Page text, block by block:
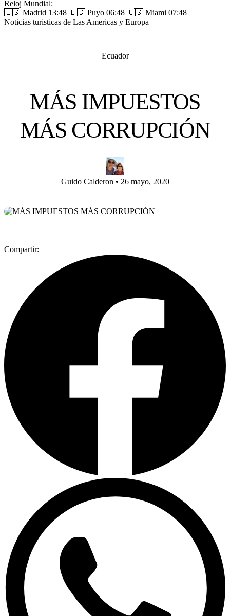
Reloj Mundial:
🇪🇸 Madrid 13:48 🇪🇨 Puyo 06:48 🇺🇸 Miami 07:48
Noticias turisticas de Las Americas y Europa
Ecuador
MÁS IMPUESTOS
MÁS CORRUPCIÓN
Guido Calderon • 26 mayo, 2020
Compartir: